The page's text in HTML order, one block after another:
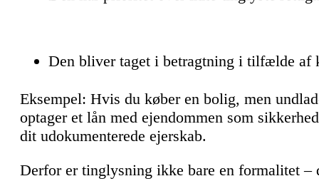
Den bliver taget i betragtning i tilfælde af
Eksempel: Hvis du køber en bolig, men
optager et lån med ejendommen som
dit udokumenterede ejerskab.
Derfor er tinglysning ikke bare en formalitet –